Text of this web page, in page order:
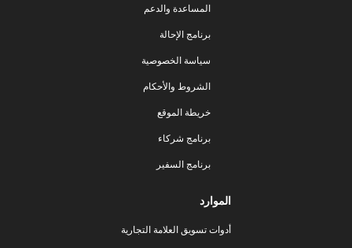
المساعدة والدعم
برنامج الإحالة
سياسة الخصوصية
الشروط والأحكام
خريطة الموقع
برنامج شركاء
برنامج السفير
الموارد
أدوات تسويق العلامة التجارية